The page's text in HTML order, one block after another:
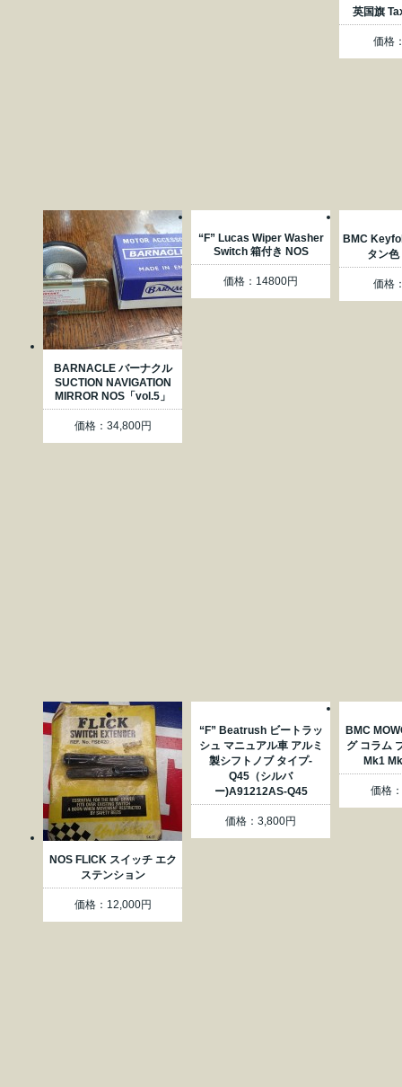
英国旗
価格
BARNACLE バーナクル
SUCTION NAVIGATION
MIRROR NOS「vol.5」
価格：34,800円
“F” Lucas Wiper Washer
Switch 箱付き NOS
価格：14800円
BMC
タン
価格
NOS FLICK スイッチ エク
ステンション
価格：12,000円
“F” Beatrush ビートラッ
シュ マニュアル車 アルミ
製シフトノブ タイプ-
Q45（シルバ
ー)A91212AS-Q45
価格：3,800円
BMC
グ コラム
Mk1
価格